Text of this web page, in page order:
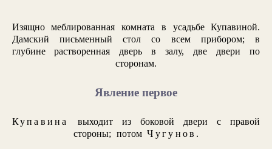
Изящно меблированная комната в усадьбе Купавиной.
Дамский письменный стол со всем прибором; в
глубине растворенная дверь в залу, две двери по
сторонам.
Явление первое
Купавина
выходит из боковой двери с правой
стороны; потомЧугунов .